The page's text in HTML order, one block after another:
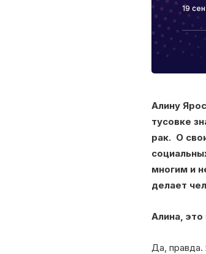
19
Алину
тусовке
рак. О
многим и
делает
Алина, это
Да, правда.